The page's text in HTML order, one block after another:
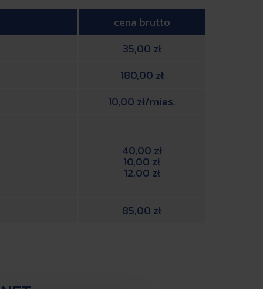
cena brutto
35,00 zł
180,00 zł
10,00 zł/mies.
40,00 zł
10,00 zł
12,00 zł
85,00 zł